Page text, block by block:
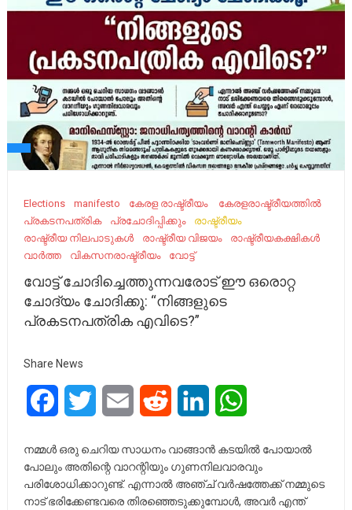
Elections manifesto കേ​രള രാഷ്ട്രീയം ​
കേരളരാഷ്ട്രീയത്തിൽ
പ്രകടനപത്രിക
പ്രചോദിപ്പിക്കും
രാഷ്ട്രീയം
രാഷ്ട്രീയ നിലപാടുകൾ
രാഷ്ട്രീയ വിജയം
രാഷ്ട്രീയകക്ഷികൾ
വാർത്ത
വികസനരാഷ്ട്രീയം വോട്ട്
വോട്ട് ചോദിച്ചെത്തുന്നവരോട് ഈ ഒരൊറ്റ
ചോദ്യം ചോദിക്കൂ: “നിങ്ങളുടെ
പ്രകടനപത്രിക എവിടെ?”
Share News
FacebookTwitter Email Reddit LinkedIn
നമ്മൾ ഒരു ചെറിയ സാധനം വാങ്ങാൻ കടയിൽ പോയാൽ
പോലും അതിന്റെ വാറന്റിയും ഗുണനിലവാരവും
പരിശോധിക്കാറുണ്ട്. എന്നാൽ അഞ്ച് വർഷത്തേക്ക് നമ്മുടെ
നാട് ഭരിക്കേണ്ടവരെ തിരഞ്ഞെടുക്കുമ്പോൾ, അവർ എന്ത്